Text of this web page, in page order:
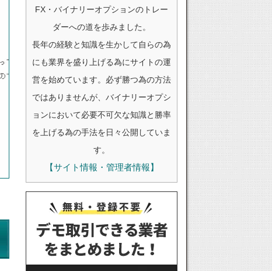
FX・バイナリーオプションのトレー
ダーへの道を歩みました。
長年の経験と知識を生かして自らの為
にも業界を盛り上げる為にサイトの運
営を始めています。必ず勝つ為の方法
ではありませんが、バイナリーオプシ
ョンにおいて必要不可欠な知識と勝率
を上げる為の手法を日々公開していま
す。
【サイト情報・管理者情報】